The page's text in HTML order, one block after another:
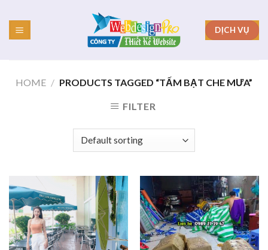
content
DỊCH VỤ
HOME / PRODUCTS TAGGED “TẤM BẠT CHE MƯA”
FILTER